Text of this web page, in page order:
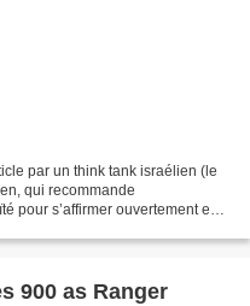
par un think tank israélien (le
qui recommande
pour s’affirmer ouvertement en
900 as Ranger